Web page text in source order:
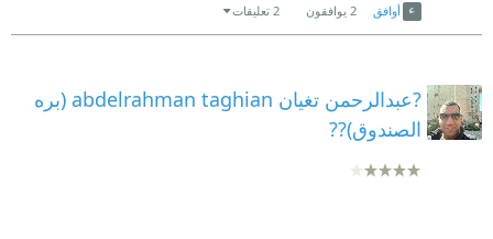
أوافق 2 يوافقون 2 تعليقات
?عبدالرحمن تغيان abdelrahman taghian (بره
الصندوق)??